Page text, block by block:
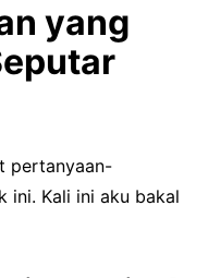
yang
pertanyaan-
ini. Kali ini aku bakal